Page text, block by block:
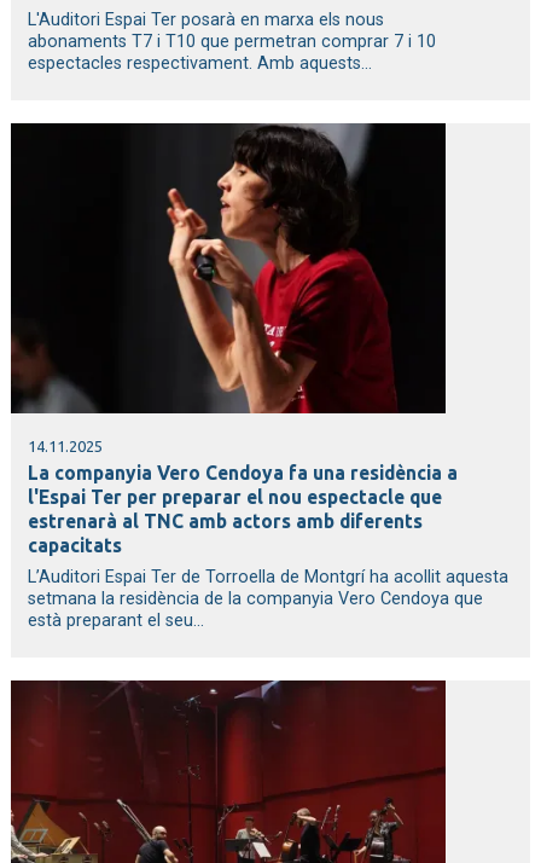
L'Auditori Espai Ter posarà en marxa els nous
abonaments T7 i T10 que permetran comprar 7 i 10
espectacles respectivament. Amb aquests...
14.11.2025
La companyia Vero Cendoya fa una residència a
l'Espai Ter per preparar el nou espectacle que
estrenarà al TNC amb actors amb diferents
capacitats
L’Auditori Espai Ter de Torroella de Montgrí ha acollit aquesta
setmana la residència de la companyia Vero Cendoya que
està preparant el seu...